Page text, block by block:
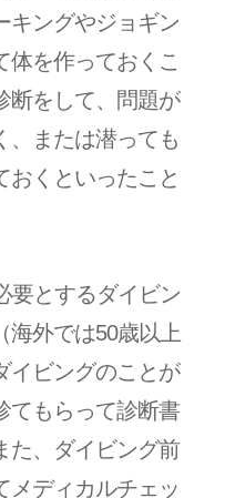
キングやジョギン
体を作っておくこ
断をして、問題が
、または潜っても
おくといったこと
要とするダイビン
海外では50歳以上
イビングのことが
てもらって診断書
た、ダイビング前
メディカルチェッ